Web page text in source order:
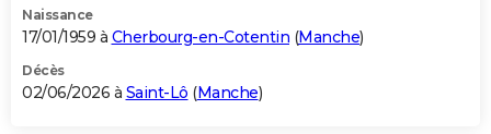
Naissance
17/01/1959 à Cherbourg-en-Cotentin (Manche)
Décès
02/06/2026 à Saint-Lô (Manche)